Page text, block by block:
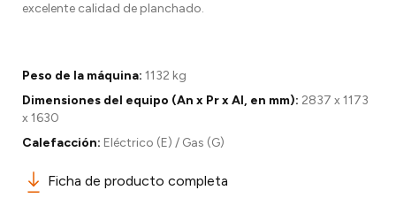
excelente calidad de planchado.
Peso de la máquina: 1132 kg
Dimensiones del equipo (An x Pr x Al, en mm): 2837 x 1173
x 1630
Calefacción: Eléctrico (E) / Gas (G)
Ficha de producto completa